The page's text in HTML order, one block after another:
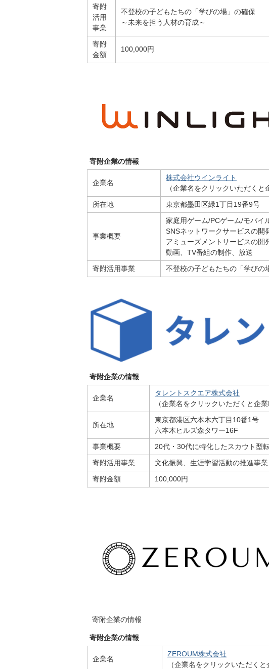
寄附
活用
事業
不登校の子どもたちの「学びの場」の確保
～未来を担う人材の育成～
寄附
金額
100,000円
寄附企業の情報
企業名
株式会社ウインライト
（企業名をクリックいただくと
所在地
東京都墨田区緑1丁目19番9号
事業概要
家庭用ゲーム/PCゲーム/モバイ
SNSネットワークサービスの開
アミューズメントサービスの開
動画、TV番組の制作、放送
寄附活用事業
不登校の子どもたちの「学びの
寄附企業の情報
企業名
タレントスクエア株式会社
（企業名をクリックいただくと企
所在地
東京都港区六本木六丁目10番1号
六本木ヒルズ森タワー16F
事業概要
20代・30代に特化したスカウト型
寄附活用事業
文化振興、生涯学習活動の推進事業
寄附金額
100,000円
寄附企業の情報
寄附企業の情報
企業名
ZEROUM株式会社
（企業名をクリックいただく